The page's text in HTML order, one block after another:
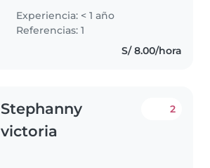
niños. Actualmente estudio para
ser docente de Educación
Primaria, por lo que priorizo la
Experiencia: < 1 año
Referencias: 1
S/ 8.00/hora
Stephanny
victoria
2